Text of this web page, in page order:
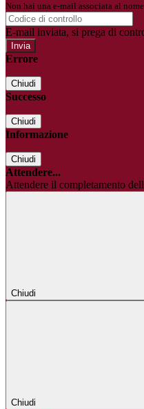
Non hai una e-mail associata al
E-mail inviata, si prega di
Errore
Chiudi
Successo
Chiudi
Informazione
Chiudi
Attendere...
Attendere il completamento
Chiudi
Chiudi